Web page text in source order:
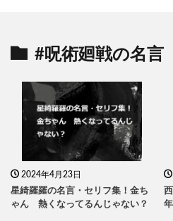
#呪術廻戦の名言
2024年4月23日
星綺羅羅の名言・セリフ集！金ち
ゃん 熱くなってるんじゃない？